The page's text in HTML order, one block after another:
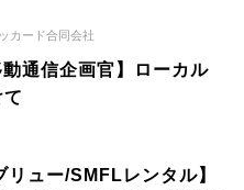
カード合同会社
通信企画官】ローカル
リュー/SMFLレンタル】